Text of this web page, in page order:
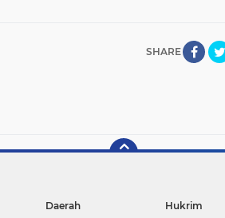
SHARE
Daerah Hukrim